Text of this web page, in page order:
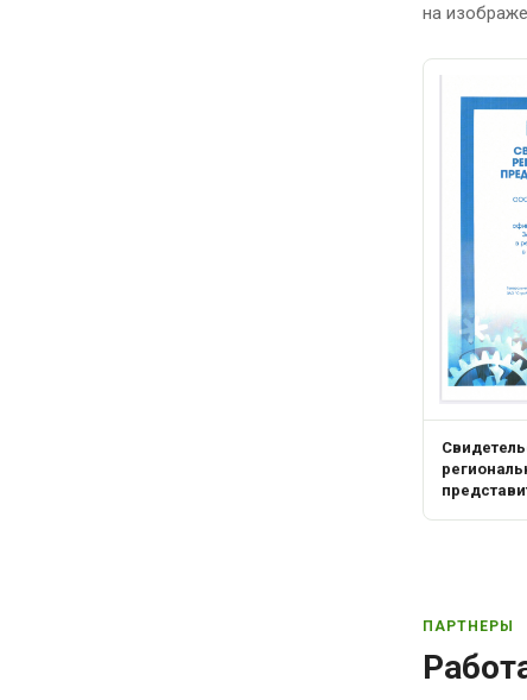
на
ПАРТНЕРЫ